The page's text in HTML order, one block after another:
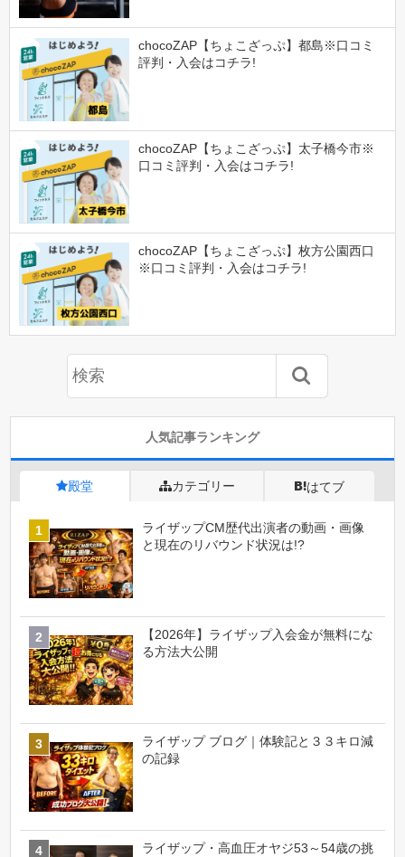
chocoZAP【ちょこざっぷ】都島※口コミ
評判・入会はコチラ!
chocoZAP【ちょこざっぷ】太子橋今市※
口コミ評判・入会はコチラ!
chocoZAP【ちょこざっぷ】枚方公園西口
※口コミ評判・入会はコチラ!
人気記事ランキング
殿堂 カテゴリー はてブ
ライザップCM歴代出演者の動画・画像
と現在のリバウンド状況は!?
【2026年】ライザップ入会金が無料にな
る方法大公開
ライザップ ブログ｜体験記と３３キロ減
の記録
ライザップ・高血圧オヤジ53～54歳の挑